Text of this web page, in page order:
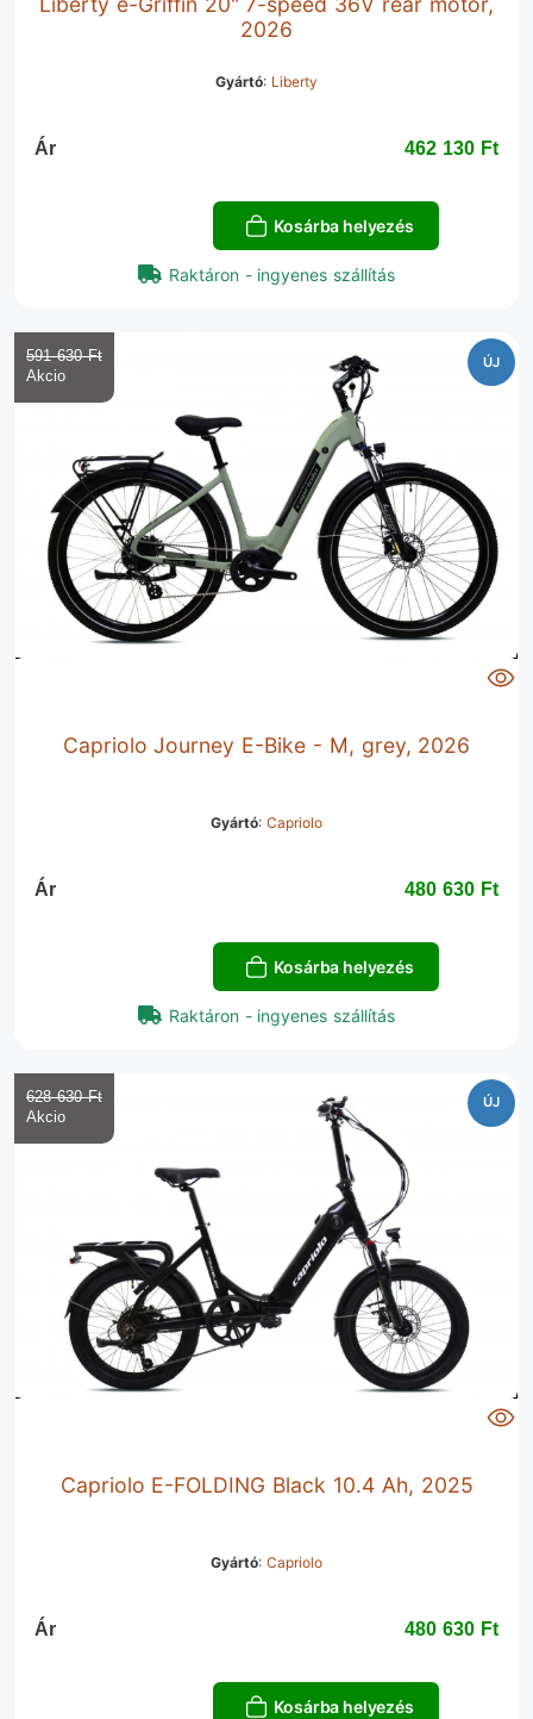
2026
Gyártó: Liberty
Ár 462 130 Ft‎
Kosárba helyezés
Raktáron - ingyenes szállítás
ÚJ
Capriolo Journey E-Bike - M, grey, 2026
Gyártó: Capriolo
591 630 Ft‎
Ár 480 630 Ft‎
Kosárba helyezés
Raktáron - ingyenes szállítás
ÚJ
Capriolo E-FOLDING Black 10.4 Ah, 2025
Gyártó: Capriolo
628 630 Ft‎
Ár 480 630 Ft‎
Kosárba helyezés